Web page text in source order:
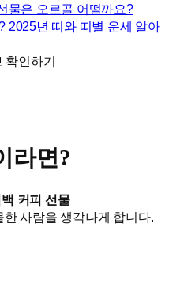
물은 오르골 어떨까요?
2025년 띠와 띠별 운세 알아
인하기
라면?
커피 선물
사람을 생각나게 합니다.